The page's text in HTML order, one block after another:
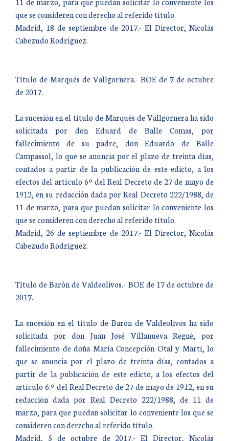
que se consideren con derecho al referido título.
Madrid, 18 de septiembre de 2017.- El Director, Nicolás
Cabezudo Rodríguez.
Título de Marqués de Vallgornera.- BOE de 7 de octubre
de 2017.
La sucesión en el título de Marqués de Vallgornera ha sido
solicitada por don Eduard de Balle Comas, por
fallecimiento de su padre, don Eduardo de Balle
Campassol, lo que se anuncia por el plazo de treinta días,
contados a partir de la publicación de este edicto, a los
efectos del artículo 6º del Real Decreto de 27 de mayo de
1912, en su redacción dada por Real Decreto 222/1988, de
11 de marzo, para que puedan solicitar lo conveniente los
que se consideren con derecho al referido título.
Madrid, 26 de septiembre de 2017.- El Director, Nicolás
Cabezudo Rodríguez.
Título de Barón de Valdeolivos.- BOE de 17 de octubre de
2017.
La sucesión en el título de Barón de Valdeolivos ha sido
solicitada por don Juan José Villanueva Regné, por
fallecimiento de doña María Concepción Otal y Martí, lo
que se anuncia por el plazo de treinta días, contados a
partir de la publicación de este edicto, a los efectos del
artículo 6.º del Real Decreto de 27 de mayo de 1912, en su
redacción dada por Real Decreto 222/1988, de 11 de
marzo, para que puedan solicitar lo conveniente los que se
consideren con derecho al referido título.
Madrid, 5 de octubre de 2017.- El Director, Nicolás